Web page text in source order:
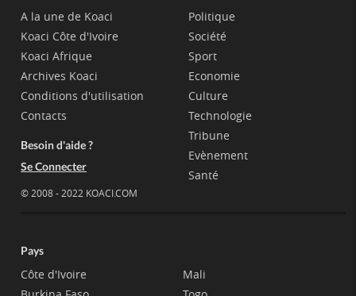
A la une de Koaci
Koaci Côte d'Ivoire
Koaci Afrique
Archives Koaci
Conditions d'utilisation
Contacts
Besoin d'aide ?
Se Connecter
© 2008 - 2022 KOACI.COM
Politique
Société
Sport
Economie
Culture
Technologie
Tribune
Evènement
Santé
Pays
Côte d'Ivoire
Mali